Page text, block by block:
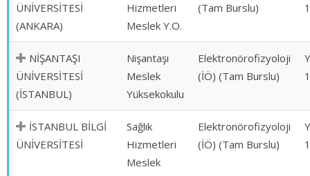
ÜNİVERSİTESİ
(ANKARA)
Hizmetleri
Meslek Y.O.
(Tam Burslu)
1
NİŞANTAŞI
ÜNİVERSİTESİ
(İSTANBUL)
Nişantaşı
Meslek
Yüksekokulu
Elektronörofizyoloji
(İÖ) (Tam Burslu)
1
İSTANBUL BİLGİ
ÜNİVERSİTESİ
Sağlık
Hizmetleri
Meslek
Elektronörofizyoloji
(İÖ) (Tam Burslu)
1